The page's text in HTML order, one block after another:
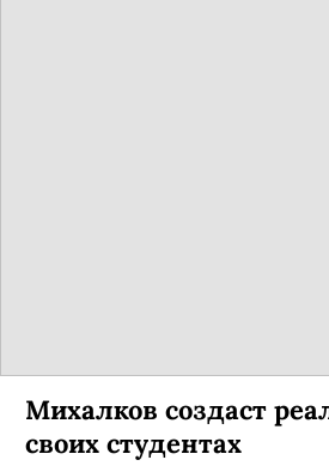
Михалков создаст
своих студентах